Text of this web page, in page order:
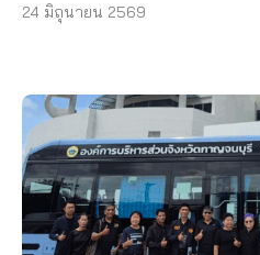
24 มิถุนายน 2569